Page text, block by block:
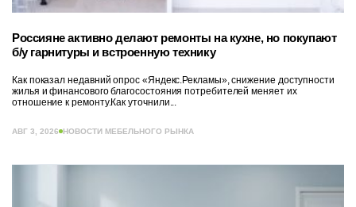
Россияне активно делают ремонты на кухне, но покупают
б/у гарнитуры и встроенную технику
Как показал недавний опрос «Яндекс.Рекламы», снижение доступности
жилья и финансового благосостояния потребителей меняет их
отношение к ремонту.Как уточнили...
АВГ 3, 2026 НОВОСТИ МЕБЕЛЬНОГО РЫНКА